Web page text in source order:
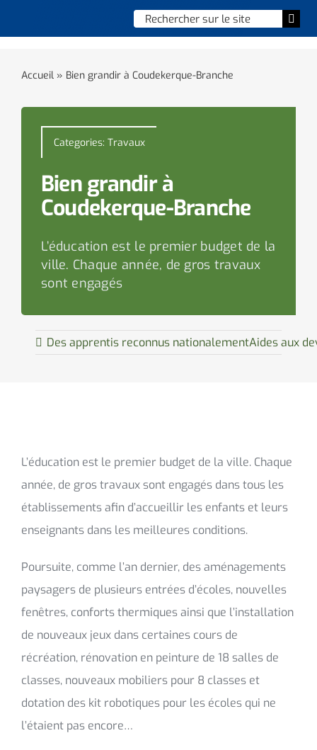
Chercher
:
Vie quotidienne
Enfance, jeunesse & sports
Culture et loisirs
Social & solidarité
Contacter le maire
Accueil» Bien grandir à Coudekerque-Branche
Categories: Travaux
Bien grandir à
Coudekerque-Branche
L’éducation est le premier budget de la
ville. Chaque année, de gros travaux
sont engagés
Des apprentis reconnus nationalementAides aux
L’éducation est le premier budget de la ville. Chaque
année, de gros travaux sont engagés dans tous les
établissements afin d’accueillir les enfants et leurs
enseignants dans les meilleures conditions.
Poursuite, comme l’an dernier, des aménagements
paysagers de plusieurs entrées d’écoles, nouvelles
fenêtres, conforts thermiques ainsi que l’installation
de nouveaux jeux dans certaines cours de
récréation, rénovation en peinture de 18 salles de
classes, nouveaux mobiliers pour 8 classes et
dotation des kit robotiques pour les écoles qui ne
l’étaient pas encore…